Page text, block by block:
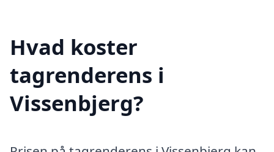
Hvad koster
tagrenderens i
Vissenbjerg?